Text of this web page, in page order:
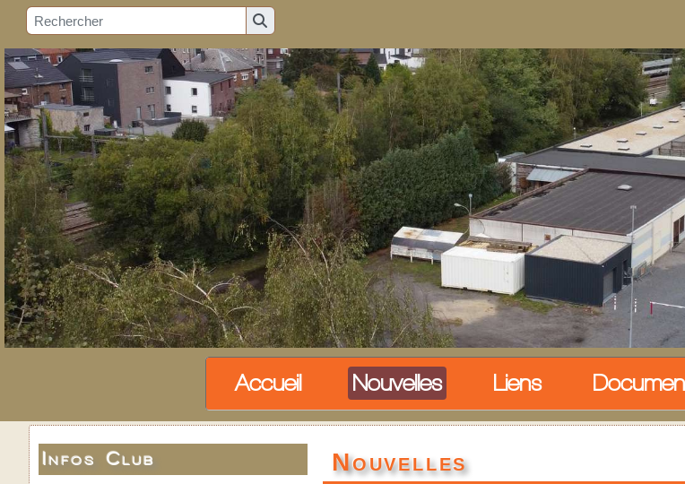
Accueil Nouvelles Liens
Infos Club Nouvelles